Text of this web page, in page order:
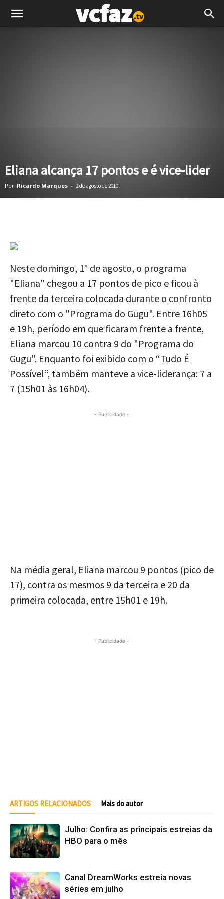
Eliana alcança 17 pontos e é vice-lider
Por Ricardo Marques - 2 de agosto de 2010
Neste domingo, 1° de agosto, o programa
"Eliana" chegou a 17 pontos de pico e ficou à
frente da terceira colocada durante o confronto
direto com o "Programa do Gugu". Entre 16h05
e 19h, período em que ficaram frente a frente,
Eliana marcou 10 contra 9 do "Programa do
Gugu". Enquanto foi exibido com o “Tudo É
Possível”, também manteve a vice-liderança: 7 a
7 (15h01 às 16h04).
- Publicidade -
Na média geral, Eliana marcou 9 pontos (pico de
17), contra os mesmos 9 da terceira e 20 da
primeira colocada, entre 15h01 e 19h.
- Publicidade -
ARTIGOS RELACIONADOS Mais do autor
Julho: Confira as principais estreias da
HBO para o mês
Canal DreamWorks estreia novas
séries em julho